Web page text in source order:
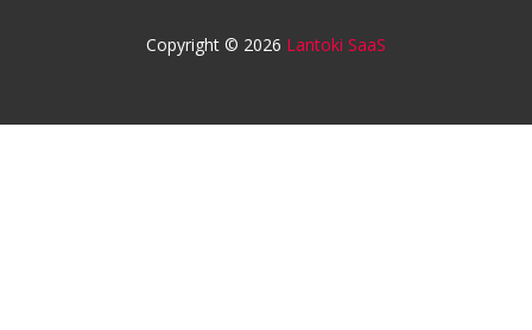
Copyright © 2026 Lantoki SaaS